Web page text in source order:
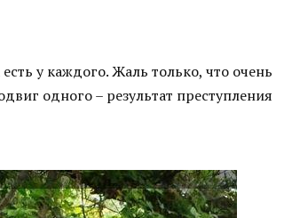
у каждого. Жаль только, что очень
одного – результат преступления